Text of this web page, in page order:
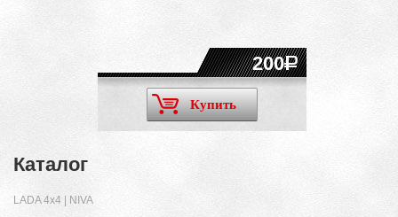
200
Купить
Каталог
LADA 4x4 | NIVA